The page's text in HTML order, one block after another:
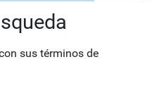
sus términos de